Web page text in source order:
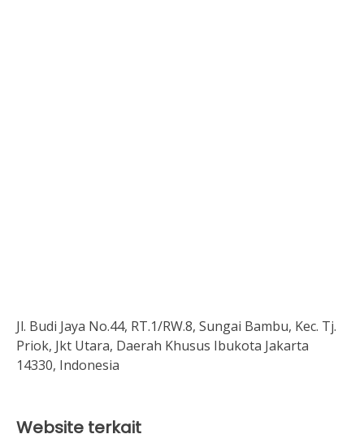
Jl. Budi Jaya No.44, RT.1/RW.8, Sungai Bambu, Kec. Tj.
Priok, Jkt Utara, Daerah Khusus Ibukota Jakarta
14330, Indonesia
Website terkait